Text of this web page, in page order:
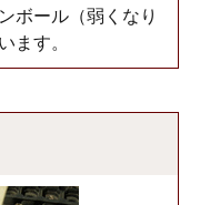
ボール（弱くなり
ます。